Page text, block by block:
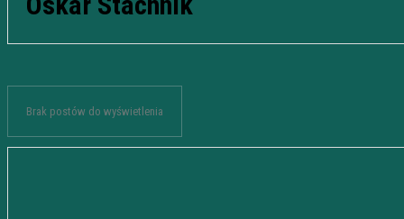
Brak postów do wyświetlenia